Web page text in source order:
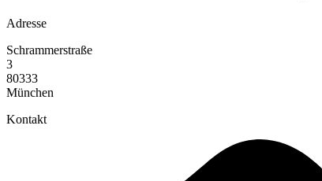
Adresse
Schrammerstraße
3
80333
München
Kontakt